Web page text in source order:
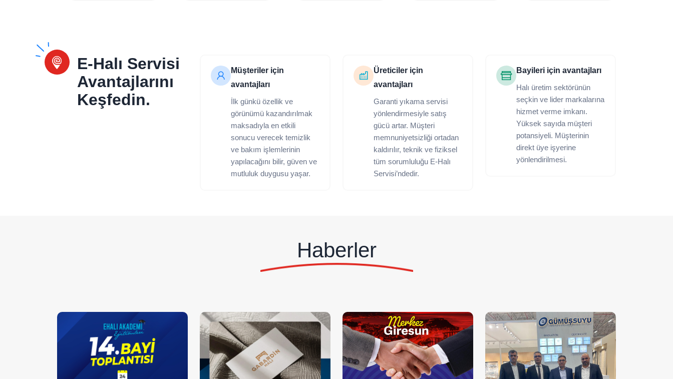
E-Halı Servisi
Avantajlarını
Keşfedin.
Müşteriler için
avantajları
İlk günkü özellik ve
görünümü kazandırılmak
maksadıyla en etkili
sonucu verecek temizlik
ve bakım işlemlerinin
yapılacağını bilir, güven ve
mutluluk duygusu yaşar.
Üreticiler için
avantajları
Garanti yıkama servisi
yönlendirmesiyle satış
gücü artar. Müşteri
memnuniyetsizliği ortadan
kaldırılır, teknik ve fiziksel
tüm sorumluluğu E-Halı
Servisi’ndedir.
Bayileri için avantajları
Halı üretim sektörünün
seçkin ve lider markalarına
hizmet verme imkanı.
Yüksek sayıda müşteri
potansiyeli. Müşterinin
direkt üye işyerine
yönlendirilmesi.
Haberler